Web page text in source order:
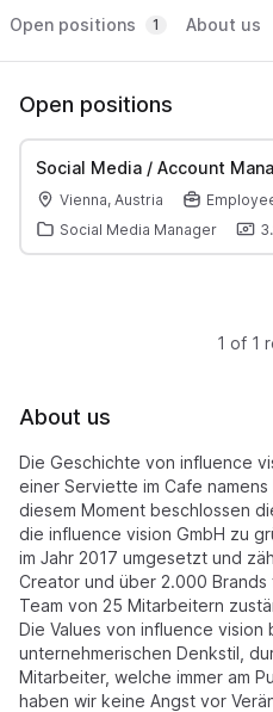
Open positions 1 About us
Open positions
Social Media / Account
Vienna, Austria
Social Media Manager
1 of 1
About us
Die Geschichte von influence
einer Serviette im Cafe namens
diesem Moment beschlossen
die influence vision GmbH zu
im Jahr 2017 umgesetzt und
Creator und über 2.000
Team von 25 Mitarbeitern
Die Values von influence vision
unternehmerischen Denkstil,
Mitarbeiter, welche immer am
haben wir keine Angst vor